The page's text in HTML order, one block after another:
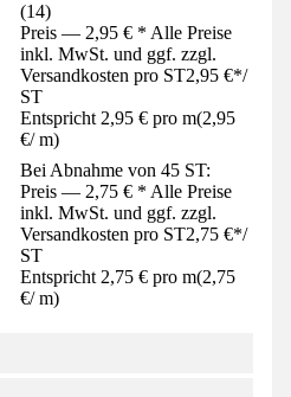
(14)
Preis — 2,95 € * Alle Preise
inkl. MwSt. und ggf. zzgl.
Versandkosten pro ST2,95 €*/
ST
Entspricht 2,95 € pro m(2,95
€/ m)
Bei Abnahme von 45 ST:
Preis — 2,75 € * Alle Preise
inkl. MwSt. und ggf. zzgl.
Versandkosten pro ST2,75 €*/
ST
Entspricht 2,75 € pro m(2,75
€/ m)